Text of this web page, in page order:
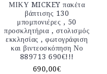
ΜΙΚΥ MICKEY πακέτα
βάπτισης 130
μπομπονιέρες , 50
προσκλητήρια , στολισμός
εκκλησίας , φωτογράφιση
και βιντεοσκόπηση Νο
889713 690€!!!
690,00€